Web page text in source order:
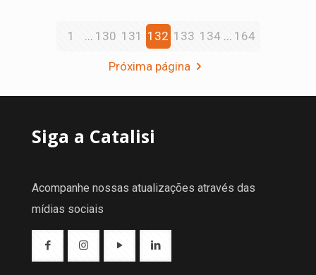
1 ... 130 131 132 133 134 ... 164
Próxima página
Siga a Catalisi
Acompanhe nossas atualizações através das
mídias sociais